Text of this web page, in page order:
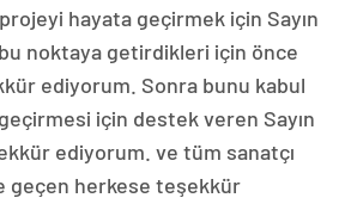
hayata geçirmek için Sayın
noktaya getirdikleri için önce
ediyorum. Sonra bunu kabul
için destek veren Sayın
ediyorum. ve tüm sanatçı
geçen herkese teşekkür